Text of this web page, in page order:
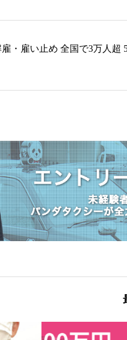
・雇い止め 全国で3万人超